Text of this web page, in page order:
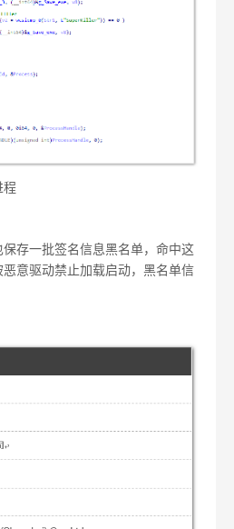
程
存一批签名信息黑名单，命中这
意驱动禁止加载启动，黑名单信